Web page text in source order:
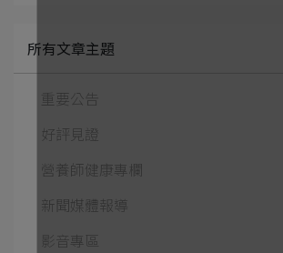
所有文章主題
重要公告
好評見證
營養師健康專欄
新聞媒體報導
影音專區